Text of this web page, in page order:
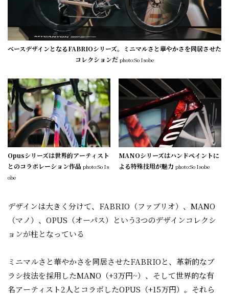
ベースデザインとなるFABRIOシリーズ。ミニマルさと華やかさを同居させた
コレクションだ photo:So Isobe
Opusシリーズは世界的アーティスト
とのコラボレーション作品 photo:So Is
obe
MANOシリーズはハンドペイントに
よる特殊技用が魅力photo:So Isobe
デザインは大きく分けて、FABRIO（ファブリオ）、MANO
（マノ）、OPUS（オーパス）という3つのデザインコレクシ
ョンが柱となっている
ミニマルさと華やかさを同居させたFABRIOと、革新的なブ
ラシ技法を採用したMANO（+3万円~）、そして世界的な有
名アーティスト2人とコラボしたOPUS（+15万円）。それら